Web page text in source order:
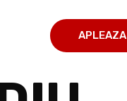
APLEAZA